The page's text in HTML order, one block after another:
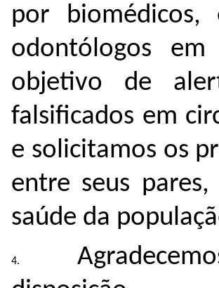
por biomédicos,
odontólogos
objetivo de
falsificados em
e solicitamos os
entre seus
saúde da